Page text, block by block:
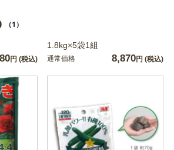
（1）
円 (税込)
1.8kg×5袋1組
通常価格 8,870円 (税込)